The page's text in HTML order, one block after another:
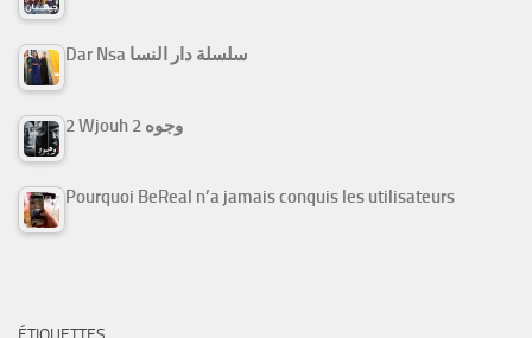
Dar Nsa سلسلة دار النسا
2 Wjouh 2 وجوه
Pourquoi BeReal n’a jamais conquis les utilisateurs